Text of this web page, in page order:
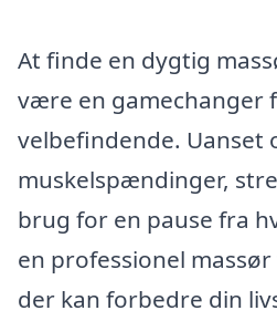
At finde en dygtig
være en gamechanger
velbefindende. Uanset
muskelspændinger,
brug for en pause fra
en professionel
der kan forbedre din